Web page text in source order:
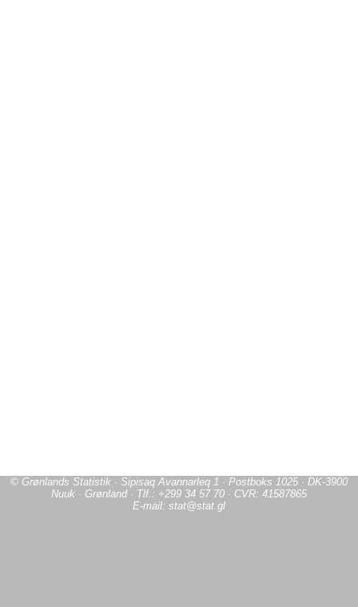
© Grønlands Statistik · Sipisaq Avannarleq 1 · Postboks 1025 · DK-3900
Nuuk · Grønland · Tlf.: +299 34 57 70 · CVR: 41587865
E-mail: stat@stat.gl